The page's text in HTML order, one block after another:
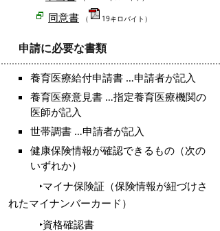
同意書 （ 19キロバイト）
申請に必要な書類
養育医療給付申請書 …申請者が記入
養育医療意見書 …指定養育医療機関の
医師が記入
世帯調書 …申請者が記入
健康保険情報が確認できるもの（次の
いずれか）
‣マイナ保険証（保険情報が紐づけさ
れたマイナンバーカード）
‣資格確認書